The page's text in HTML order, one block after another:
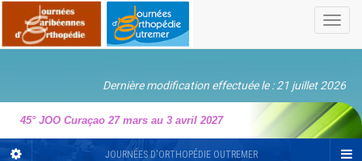
Dernière modification effectuée le : 21 juillet 2026
45° JOO Curaçao 27 mars au 3 avril 2027
JOURNÉES D'ORTHOPÉDIE OUTREMER